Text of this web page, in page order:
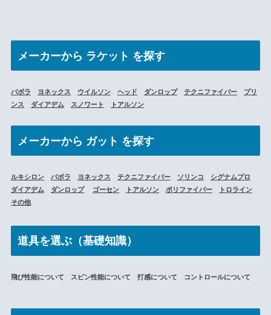
メーカーから ラケット を探す
バボラ ヨネックス ウイルソン ヘッド ダンロップ テクニファイバー
プリ
ンス
ダイアデム スノワート トアルソン
メーカーから ガット を探す
ルキシロン バボラ ヨネックス テクニファイバー ソリンコ
シグナムプロ
ダイアデム
ダンロップ ゴーセン トアルソン ポリファイバー
トロライン
その他
道具を選ぶ（基礎知識）
飛び性能について スピン性能について 打感について コントロールについて